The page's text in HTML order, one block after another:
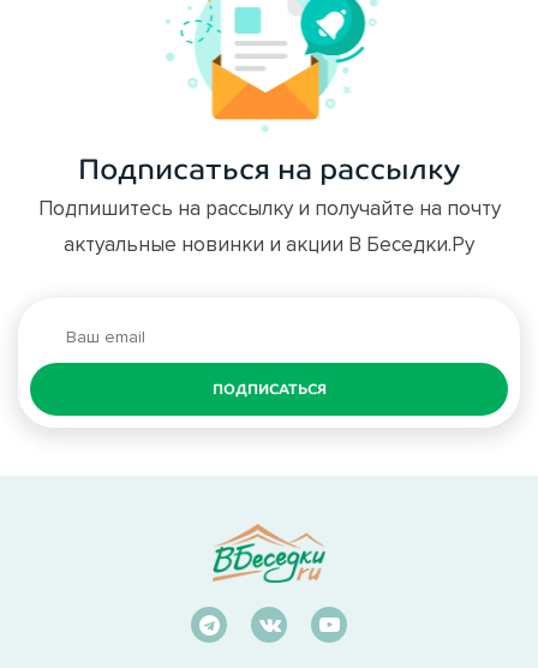
Подписаться на рассылку
Подпишитесь на рассылку и получайте на почту
актуальные новинки и акции В Беседки.Ру
ПОДПИСАТЬСЯ